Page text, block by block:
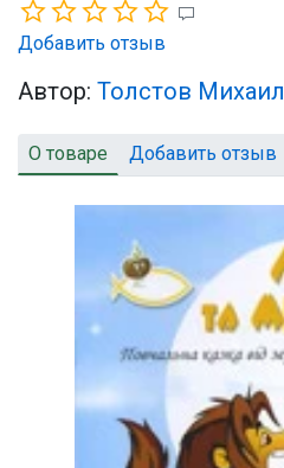
Добавить отзыв
Автор: Толстов Михаил
О товаре Добавить отзыв